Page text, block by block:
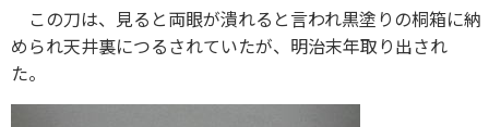
この刀は、見ると両眼が潰れると言われ黒塗りの桐箱に納
められ天井裏につるされていたが、明治末年取り出され
た。